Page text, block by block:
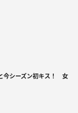
今シーズン初キス！ 女